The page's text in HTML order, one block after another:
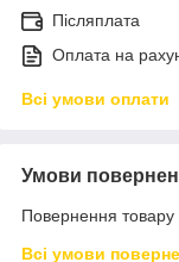
Післяплата
Оплата на
Всі умови оплати
Умови
Повернення товару
Всі умови